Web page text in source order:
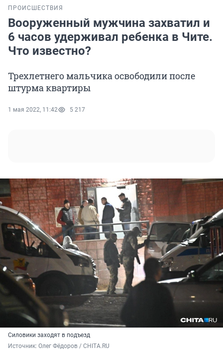
ПРОИСШЕСТВИЯ
Вооруженный мужчина захватил и
6 часов удерживал ребенка в Чите.
Что известно?
Трехлетнего мальчика освободили после
штурма квартиры
1 мая 2022, 11:42 5 217
Силовики заходят в подъезд
Источник: Олег Фёдоров / CHITA.RU